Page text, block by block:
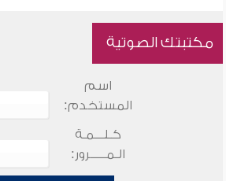
مكتبتك الصوتية
اسم
المستخدم:
كـلـــمـة
الـمـــــرور: